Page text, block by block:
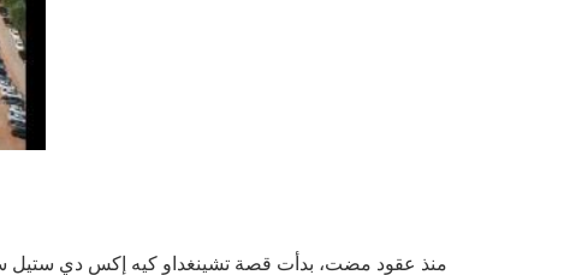
منذ عقود مضت، بدأت قصة تشينغداو كيه إكس دي ستيل